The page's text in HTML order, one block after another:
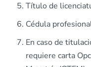
Título de
Cédula
En caso de
requiere carta